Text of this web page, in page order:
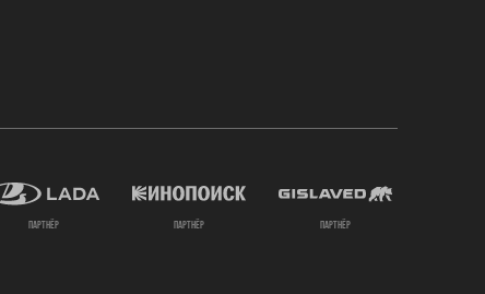
партнёр партнёр партнёр